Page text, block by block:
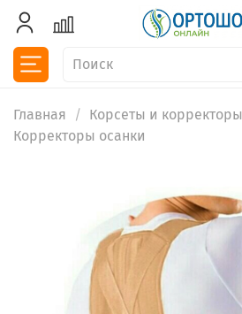
Главная
Корсеты и корректоры
Корректоры осанки